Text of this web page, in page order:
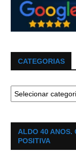
CATEGORIAS
ALDO 40 ANOS.
POSITIVA